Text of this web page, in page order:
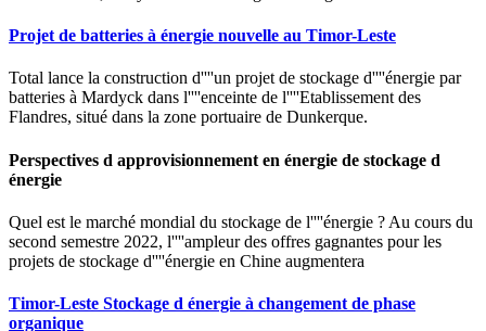
Projet de batteries à énergie nouvelle au Timor-Leste
Total lance la construction d''''un projet de stockage d''''énergie par
batteries à Mardyck dans l''''enceinte de l''''Etablissement des
Flandres, situé dans la zone portuaire de Dunkerque.
Perspectives d approvisionnement en énergie de stockage d
énergie
Quel est le marché mondial du stockage de l''''énergie ? Au cours du
second semestre 2022, l''''ampleur des offres gagnantes pour les
projets de stockage d''''énergie en Chine augmentera
Timor-Leste Stockage d énergie à changement de phase
organique